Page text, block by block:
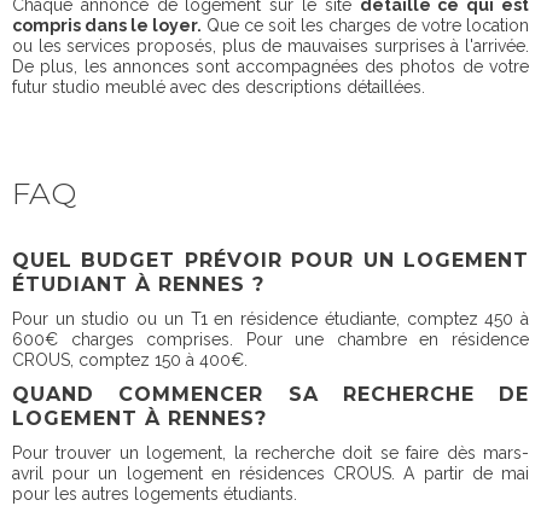
Chaque annonce de logement sur le site détaille ce qui est
compris dans le loyer. Que ce soit les charges de votre location
ou les services proposés, plus de mauvaises surprises à l'arrivée.
De plus, les annonces sont accompagnées des photos de votre
futur studio meublé avec des descriptions détaillées.
FAQ
QUEL BUDGET PRÉVOIR POUR UN LOGEMENT
ÉTUDIANT À RENNES ?
Pour un studio ou un T1 en résidence étudiante, comptez 450 à
600€ charges comprises. Pour une chambre en résidence
CROUS, comptez 150 à 400€.
QUAND COMMENCER SA RECHERCHE DE
LOGEMENT À RENNES?
Pour trouver un logement, la recherche doit se faire dès mars-
avril pour un logement en résidences CROUS. A partir de mai
pour les autres logements étudiants.